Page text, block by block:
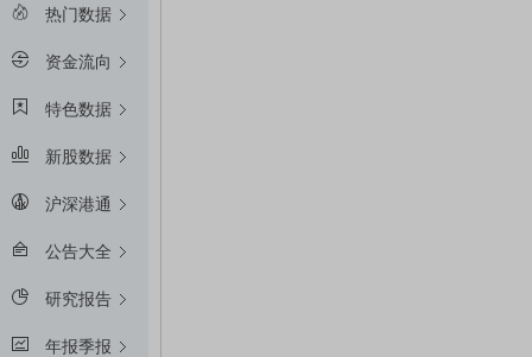
热门数据
资金流向
特色数据
新股数据
沪深港通
公告大全
研究报告
年报季报